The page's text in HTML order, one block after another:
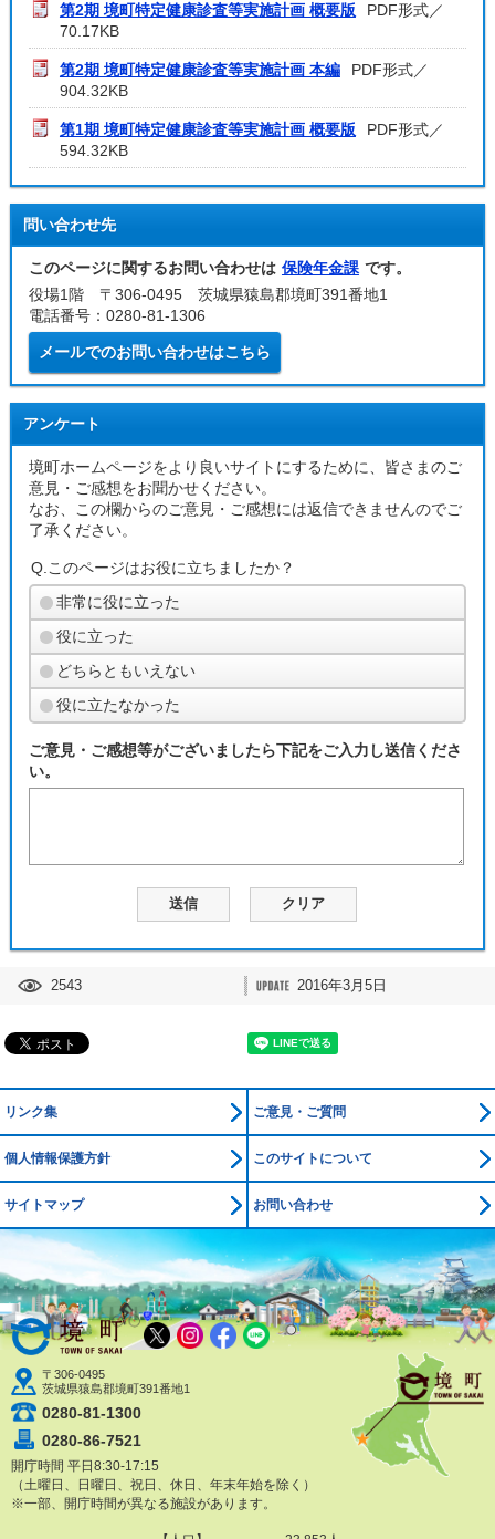
第2期 境町特定健康診査等実施計画 概要版
PDF形式／
70.17KB
第2期 境町特定健康診査等実施計画 本編
PDF形式／
904.32KB
第1期 境町特定健康診査等実施計画 概要版
PDF形式／
594.32KB
問い合わせ先
このページに関するお問い合わせは 保険年金課 です。
役場1階 〒306-0495 茨城県猿島郡境町391番地1
電話番号：0280-81-1306
メールでのお問い合わせはこちら
アンケート
境町ホームページをより良いサイトにするために、皆さまのご
意見・ご感想をお聞かせください。
なお、この欄からのご意見・ご感想には返信できませんのでご
了承ください。
Q.このページはお役に立ちましたか？
非常に役に立った
役に立った
どちらともいえない
役に立たなかった
ご意見・ご感想等がございましたら下記をご入力し送信くださ
い。
2543 2016年3月5日
リンク集 ご意見・ご質問
個人情報保護方針 このサイトについて
サイトマップ お問い合わせ
境町公式ホームページ
〒306-0495
茨城県猿島郡境町391番地1
0280-81-1300
0280-86-7521
開庁時間 平日8:30-17:15
（土曜日、日曜日、祝日、休日、年末年始を除く）
※一部、開庁時間が異なる施設があります。
X Instagram
Facebook
LINE